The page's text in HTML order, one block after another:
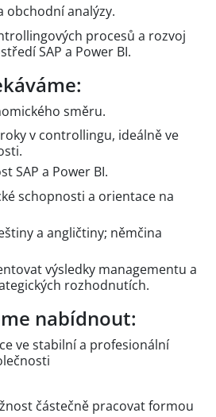
obchodní analýzy.
procesů a rozvoj
SAP a Power BI.
směru.
v controllingu, ideálně ve
SAP a Power BI.
schopnosti a orientace na
a angličtiny; němčina
výsledky managementu a
rozhodnutích.
nabídnout:
ve stabilní a profesionální
částečně pracovat formou